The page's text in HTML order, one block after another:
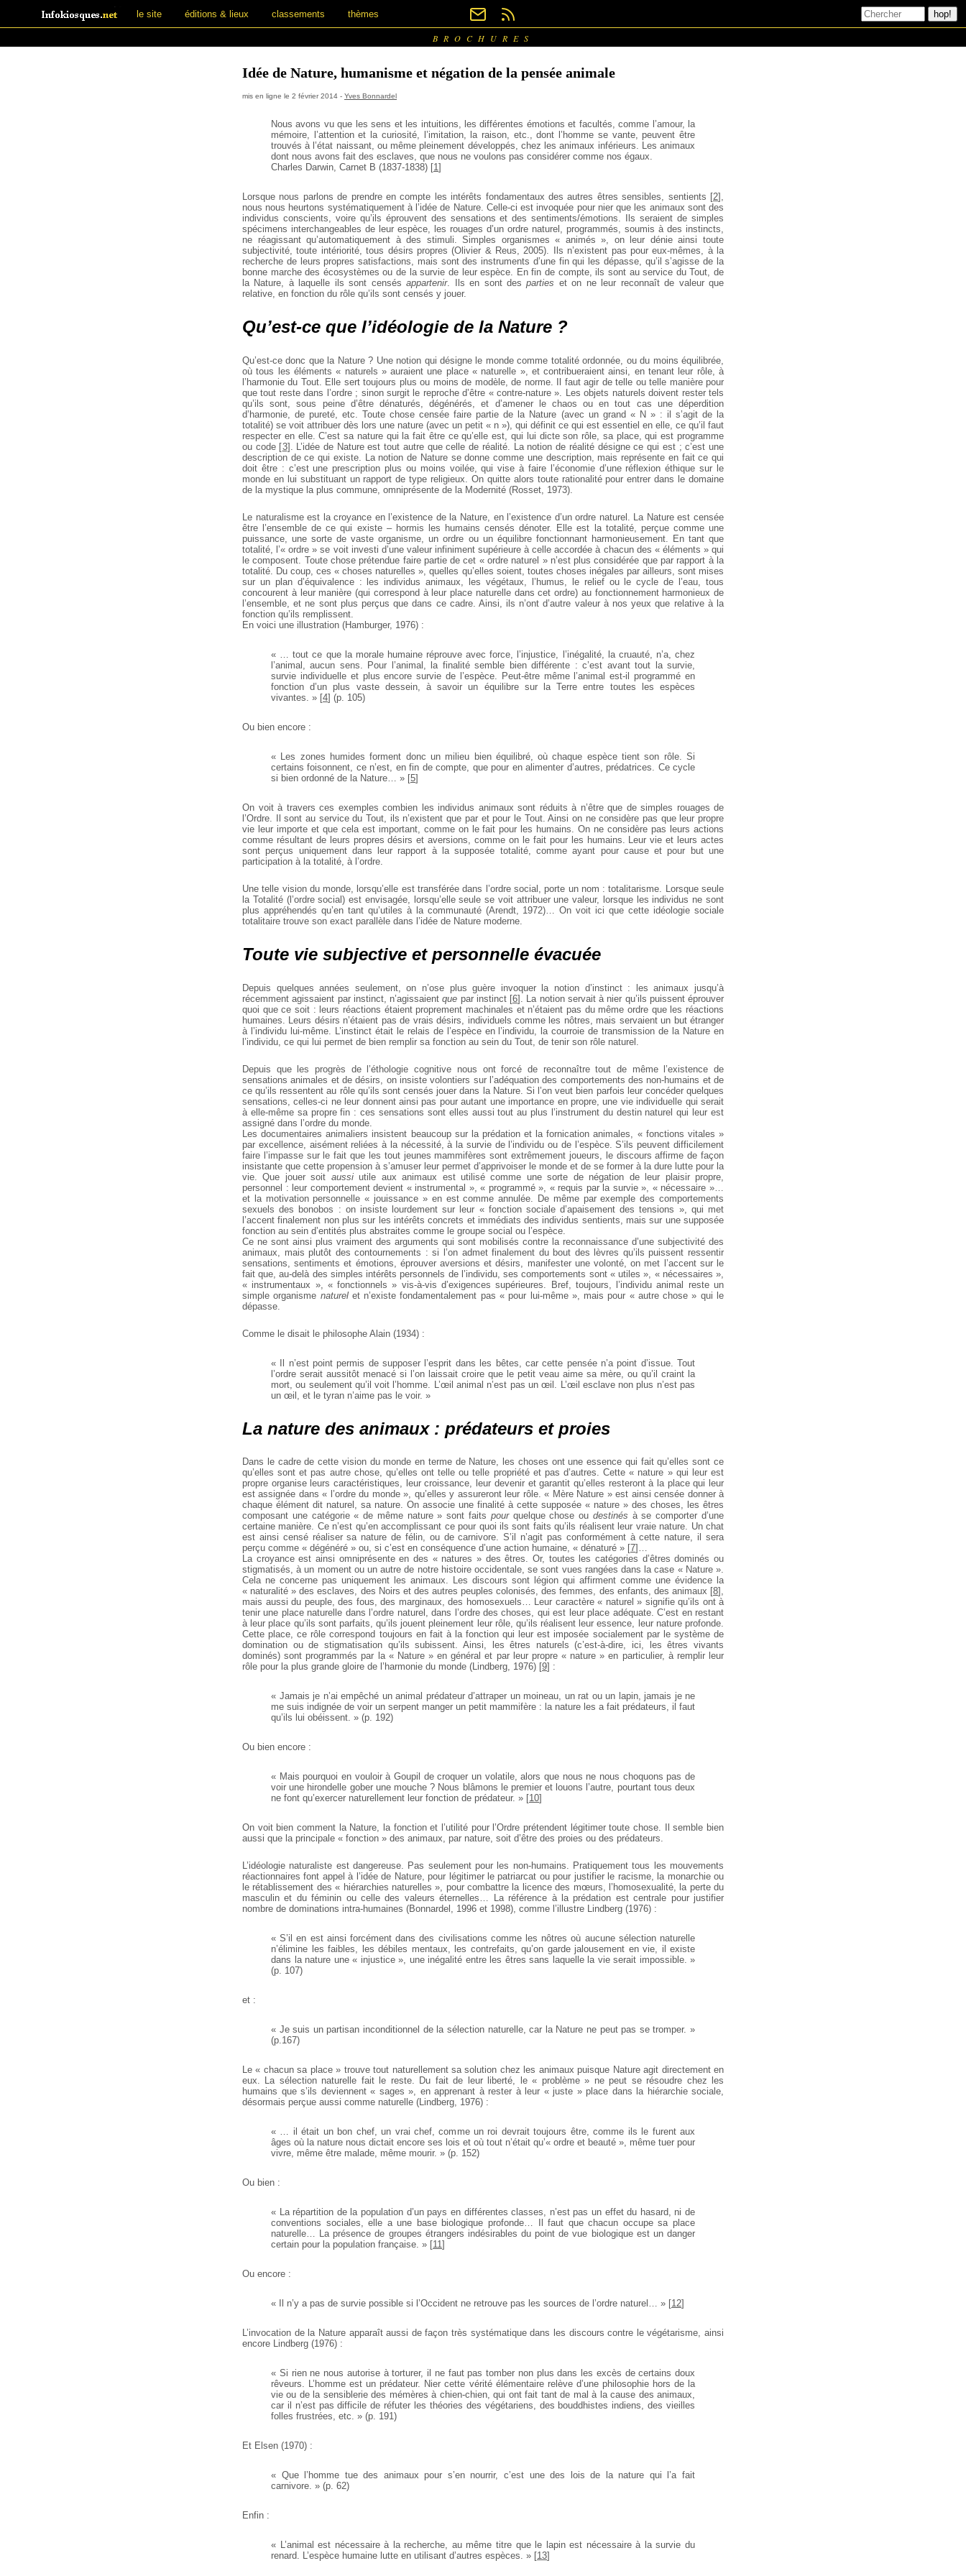
le site éditions & lieux classements thèmes
BROCHURES
Idée de Nature, humanisme et négation de la pensée animale
mis en ligne le 2 février 2014 - Yves Bonnardel
Nous avons vu que les sens et les intuitions, les différentes émotions et facultés, comme l’amour, la
mémoire, l’attention et la curiosité, l’imitation, la raison, etc., dont l’homme se vante, peuvent être
trouvés à l’état naissant, ou même pleinement développés, chez les animaux inférieurs. Les animaux
dont nous avons fait des esclaves, que nous ne voulons pas considérer comme nos égaux.
Charles Darwin, Carnet B (1837-1838) [1]
Lorsque nous parlons de prendre en compte les intérêts fondamentaux des autres êtres sensibles, sentients [2] ,
nous nous heurtons systématiquement à l’idée de Nature. Celle-ci est invoquée pour nier que les animaux sont des
individus conscients, voire qu’ils éprouvent des sensations et des sentiments/émotions. Ils seraient de simples
spécimens interchangeables de leur espèce, les rouages d’un ordre naturel, programmés, soumis à des instincts,
ne réagissant qu’automatiquement à des stimuli. Simples organismes « animés », on leur dénie ainsi toute
subjectivité, toute intériorité, tous désirs propres (Olivier & Reus, 2005). Ils n’existent pas pour eux-mêmes, à la
recherche de leurs propres satisfactions, mais sont des instruments d’une fin qui les dépasse, qu’il s’agisse de la
bonne marche des écosystèmes ou de la survie de leur espèce. En fin de compte, ils sont au service du Tout, de
la Nature, à laquelle ils sont censésappartenir. Ils en sont desparties et on ne leur reconnaît de valeur que
relative, en fonction du rôle qu’ils sont censés y jouer.
Qu’est-ce que l’idéologie de la Nature ?
Qu’est-ce donc que la Nature ? Une notion qui désigne le monde comme totalité ordonnée, ou du moins équilibrée,
où tous les éléments « naturels » auraient une place « naturelle », et contribueraient ainsi, en tenant leur rôle, à
l’harmonie du Tout. Elle sert toujours plus ou moins de modèle, de norme. Il faut agir de telle ou telle manière pour
que tout reste dans l’ordre ; sinon surgit le reproche d’être « contre-nature ». Les objets naturels doivent rester tels
qu’ils sont, sous peine d’être dénaturés, dégénérés, et d’amener le chaos ou en tout cas une déperdition
d’harmonie, de pureté, etc. Toute chose censée faire partie de la Nature (avec un grand « N » : il s’agit de la
totalité) se voit attribuer dès lors une nature (avec un petit « n »), qui définit ce qui est essentiel en elle, ce qu’il faut
respecter en elle. C’est sa nature qui la fait être ce qu’elle est, qui lui dicte son rôle, sa place, qui est programme
ou code[3]
L’idée de Nature est tout autre que celle de réalité. La notion de réalité désigne ce qui est ; c’est une
description de ce qui existe. La notion de Nature se donne comme une description, mais représente en fait ce qui
doit être : c’est une prescription plus ou moins voilée, qui vise à faire l’économie d’une réflexion éthique sur le
monde en lui substituant un rapport de type religieux. On quitte alors toute rationalité pour entrer dans le domaine
de la mystique la plus commune, omniprésente de la Modernité (Rosset, 1973).
Le naturalisme est la croyance en l’existence de la Nature, en l’existence d’un ordre naturel. La Nature est censée
être l’ensemble de ce qui existe – hormis les humains censés dénoter. Elle est la totalité, perçue comme une
puissance, une sorte de vaste organisme, un ordre ou un équilibre fonctionnant harmonieusement. En tant que
totalité, l’« ordre » se voit investi d’une valeur infiniment supérieure à celle accordée à chacun des « éléments » qui
le composent. Toute chose prétendue faire partie de cet « ordre naturel » n’est plus considérée que par rapport à la
totalité. Du coup, ces « choses naturelles », quelles qu’elles soient, toutes choses inégales par ailleurs, sont mises
sur un plan d’équivalence : les individus animaux, les végétaux, l’humus, le relief ou le cycle de l’eau, tous
concourent à leur manière (qui correspond à leur place naturelle dans cet ordre) au fonctionnement harmonieux de
l’ensemble, et ne sont plus perçus que dans ce cadre. Ainsi, ils n’ont d’autre valeur à nos yeux que relative à la
fonction qu’ils remplissent.
En voici une illustration (Hamburger, 1976) :
« … tout ce que la morale humaine réprouve avec force, l’injustice, l’inégalité, la cruauté, n’a, chez
l’animal, aucun sens. Pour l’animal, la finalité semble bien différente : c’est avant tout la survie,
survie individuelle et plus encore survie de l’espèce. Peut-être même l’animal est-il programmé en
fonction d’un plus vaste dessein, à savoir un équilibre sur la Terre entre toutes les espèces
vivantes. » [4] (p. 105)
Ou bien encore :
« Les zones humides forment donc un milieu bien équilibré, où chaque espèce tient son rôle. Si
certains foisonnent, ce n’est, en fin de compte, que pour en alimenter d’autres, prédatrices. Ce cycle
si bien ordonné de la Nature… » [5]
On voit à travers ces exemples combien les individus animaux sont réduits à n’être que de simples rouages de
l’Ordre. Il sont au service du Tout, ils n’existent que par et pour le Tout. Ainsi on ne considère pas que leur propre
vie leur importe et que cela est important, comme on le fait pour les humains. On ne considère pas leurs actions
comme résultant de leurs propres désirs et aversions, comme on le fait pour les humains. Leur vie et leurs actes
sont perçus uniquement dans leur rapport à la supposée totalité, comme ayant pour cause et pour but une
participation à la totalité, à l’ordre.
Une telle vision du monde, lorsqu’elle est transférée dans l’ordre social, porte un nom : totalitarisme. Lorsque seule
la Totalité (l’ordre social) est envisagée, lorsqu’elle seule se voit attribuer une valeur, lorsque les individus ne sont
plus appréhendés qu’en tant qu’utiles à la communauté (Arendt, 1972)… On voit ici que cette idéologie sociale
totalitaire trouve son exact parallèle dans l’idée de Nature moderne.
Toute vie subjective et personnelle évacuée
Depuis quelques années seulement, on n’ose plus guère invoquer la notion d’instinct : les animaux jusqu’à
récemment agissaient par instinct, n’agissaientque par instinct[6] . La notion servait à nier qu’ils puissent éprouver
quoi que ce soit : leurs réactions étaient proprement machinales et n’étaient pas du même ordre que les réactions
humaines. Leurs désirs n’étaient pas de vrais désirs, individuels comme les nôtres, mais servaient un but étranger
à l’individu lui-même. L’instinct était le relais de l’espèce en l’individu, la courroie de transmission de la Nature en
l’individu, ce qui lui permet de bien remplir sa fonction au sein du Tout, de tenir son rôle naturel.
Depuis que les progrès de l’éthologie cognitive nous ont forcé de reconnaître tout de même l’existence de
sensations animales et de désirs, on insiste volontiers sur l’adéquation des comportements des non-humains et de
ce qu’ils ressentent au rôle qu’ils sont censés jouer dans la Nature. Si l’on veut bien parfois leur concéder quelques
sensations, celles-ci ne leur donnent ainsi pas pour autant une importance en propre, une vie individuelle qui serait
à elle-même sa propre fin : ces sensations sont elles aussi tout au plus l’instrument du destin naturel qui leur est
assigné dans l’ordre du monde.
Les documentaires animaliers insistent beaucoup sur la prédation et la fornication animales, « fonctions vitales »
par excellence, aisément reliées à la nécessité, à la survie de l’individu ou de l’espèce. S’ils peuvent difficilement
faire l’impasse sur le fait que les tout jeunes mammifères sont extrêmement joueurs, le discours affirme de façon
insistante que cette propension à s’amuser leur permet d’apprivoiser le monde et de se former à la dure lutte pour la
vie. Que jouer soit aussiutile aux animaux est utilisé comme une sorte de négation de leur plaisir propre,
personnel : leur comportement devient « instrumental », « programmé », « requis par la survie », « nécessaire »…
et la motivation personnelle « jouissance » en est comme annulée. De même par exemple des comportements
sexuels des bonobos : on insiste lourdement sur leur « fonction sociale d’apaisement des tensions », qui met
l’accent finalement non plus sur les intérêts concrets et immédiats des individus sentients, mais sur une supposée
fonction au sein d’entités plus abstraites comme le groupe social ou l’espèce.
Ce ne sont ainsi plus vraiment des arguments qui sont mobilisés contre la reconnaissance d’une subjectivité des
animaux, mais plutôt des contournements : si l’on admet finalement du bout des lèvres qu’ils puissent ressentir
sensations, sentiments et émotions, éprouver aversions et désirs, manifester une volonté, on met l’accent sur le
fait que, au-delà des simples intérêts personnels de l’individu, ses comportements sont « utiles », « nécessaires »,
« instrumentaux », « fonctionnels » vis-à-vis d’exigences supérieures. Bref, toujours, l’individu animal reste un
simple organisme naturelet n’existe fondamentalement pas « pour lui-même », mais pour « autre chose » qui le
dépasse.
Comme le disait le philosophe Alain (1934) :
« Il n’est point permis de supposer l’esprit dans les bêtes, car cette pensée n’a point d’issue. Tout
l’ordre serait aussitôt menacé si l’on laissait croire que le petit veau aime sa mère, ou qu’il craint la
mort, ou seulement qu’il voit l’homme. L’œil animal n’est pas un œil. L’œil esclave non plus n’est pas
un œil, et le tyran n’aime pas le voir. »
La nature des animaux : prédateurs et proies
Dans le cadre de cette vision du monde en terme de Nature, les choses ont une essence qui fait qu’elles sont ce
qu’elles sont et pas autre chose, qu’elles ont telle ou telle propriété et pas d’autres. Cette « nature » qui leur est
propre organise leurs caractéristiques, leur croissance, leur devenir et garantit qu’elles resteront à la place qui leur
est assignée dans « l’ordre du monde », qu’elles y assureront leur rôle. « Mère Nature » est ainsi censée donner à
chaque élément dit naturel, sa nature. On associe une finalité à cette supposée « nature » des choses, les êtres
composant une catégorie « de même nature » sont faits pourquelque chose ou destinés à se comporter d’une
certaine manière. Ce n’est qu’en accomplissant ce pour quoi ils sont faits qu’ils réalisent leur vraie nature. Un chat
est ainsi censé réaliser sa nature de félin, ou de carnivore. S’il n’agit pas conformément à cette nature, il sera
perçu comme « dégénéré » ou, si c’est en conséquence d’une action humaine, « dénaturé » [7] …
La croyance est ainsi omniprésente en des « natures » des êtres. Or, toutes les catégories d’êtres dominés ou
stigmatisés, à un moment ou un autre de notre histoire occidentale, se sont vues rangées dans la case « Nature ».
Cela ne concerne pas uniquement les animaux. Les discours sont légion qui affirment comme une évidence la
« naturalité » des esclaves, des Noirs et des autres peuples colonisés, des femmes, des enfants, des animaux [8] ,
mais aussi du peuple, des fous, des marginaux, des homosexuels… Leur caractère « naturel » signifie qu’ils ont à
tenir une place naturelle dans l’ordre naturel, dans l’ordre des choses, qui est leur place adéquate. C’est en restant
à leur place qu’ils sont parfaits, qu’ils jouent pleinement leur rôle, qu’ils réalisent leur essence, leur nature profonde.
Cette place, ce rôle correspond toujours en fait à la fonction qui leur est imposée socialement par le système de
domination ou de stigmatisation qu’ils subissent. Ainsi, les êtres naturels (c’est-à-dire, ici, les êtres vivants
dominés) sont programmés par la « Nature » en général et par leur propre « nature » en particulier, à remplir leur
rôle pour la plus grande gloire de l’harmonie du monde (Lindberg, 1976) [9] :
« Jamais je n’ai empêché un animal prédateur d’attraper un moineau, un rat ou un lapin, jamais je ne
me suis indignée de voir un serpent manger un petit mammifère : la nature les a fait prédateurs, il faut
qu’ils lui obéissent. » (p. 192)
Ou bien encore :
« Mais pourquoi en vouloir à Goupil de croquer un volatile, alors que nous ne nous choquons pas de
voir une hirondelle gober une mouche ? Nous blâmons le premier et louons l’autre, pourtant tous deux
ne font qu’exercer naturellement leur fonction de prédateur. » [10]
On voit bien comment la Nature, la fonction et l’utilité pour l’Ordre prétendent légitimer toute chose. Il semble bien
aussi que la principale « fonction » des animaux, par nature, soit d’être des proies ou des prédateurs.
L’idéologie naturaliste est dangereuse. Pas seulement pour les non-humains. Pratiquement tous les mouvements
réactionnaires font appel à l’idée de Nature, pour légitimer le patriarcat ou pour justifier le racisme, la monarchie ou
le rétablissement des « hiérarchies naturelles », pour combattre la licence des mœurs, l’homosexualité, la perte du
masculin et du féminin ou celle des valeurs éternelles… La référence à la prédation est centrale pour justifier
nombre de dominations intra-humaines (Bonnardel, 1996 et 1998), comme l’illustre Lindberg (1976) :
« S’il en est ainsi forcément dans des civilisations comme les nôtres où aucune sélection naturelle
n’élimine les faibles, les débiles mentaux, les contrefaits, qu’on garde jalousement en vie, il existe
dans la nature une « injustice », une inégalité entre les êtres sans laquelle la vie serait impossible. »
(p. 107)
et :
« Je suis un partisan inconditionnel de la sélection naturelle, car la Nature ne peut pas se tromper. »
(p.167)
Le « chacun sa place » trouve tout naturellement sa solution chez les animaux puisque Nature agit directement en
eux. La sélection naturelle fait le reste. Du fait de leur liberté, le « problème » ne peut se résoudre chez les
humains que s’ils deviennent « sages », en apprenant à rester à leur « juste » place dans la hiérarchie sociale,
désormais perçue aussi comme naturelle (Lindberg, 1976) :
« … il était un bon chef, un vrai chef, comme un roi devrait toujours être, comme ils le furent aux
âges où la nature nous dictait encore ses lois et où tout n’était qu’« ordre et beauté », même tuer pour
vivre, même être malade, même mourir. » (p. 152)
Ou bien :
« La répartition de la population d’un pays en différentes classes, n’est pas un effet du hasard, ni de
conventions sociales, elle a une base biologique profonde… Il faut que chacun occupe sa place
naturelle… La présence de groupes étrangers indésirables du point de vue biologique est un danger
certain pour la population française. » [11]
Ou encore :
« Il n’y a pas de survie possible si l’Occident ne retrouve pas les sources de l’ordre naturel… » [12]
L’invocation de la Nature apparaît aussi de façon très systématique dans les discours contre le végétarisme, ainsi
encore Lindberg (1976) :
« Si rien ne nous autorise à torturer, il ne faut pas tomber non plus dans les excès de certains doux
rêveurs. L’homme est un prédateur. Nier cette vérité élémentaire relève d’une philosophie hors de la
vie ou de la sensiblerie des mémères à chien-chien, qui ont fait tant de mal à la cause des animaux,
car il n’est pas difficile de réfuter les théories des végétariens, des bouddhistes indiens, des vieilles
folles frustrées, etc. » (p. 191)
Et Elsen (1970) :
« Que l’homme tue des animaux pour s’en nourrir, c’est une des lois de la nature qui l’a fait
carnivore. » (p. 62)
Enfin :
« L’animal est nécessaire à la recherche, au même titre que le lapin est nécessaire à la survie du
renard. L’espèce humaine lutte en utilisant d’autres espèces. » [13]